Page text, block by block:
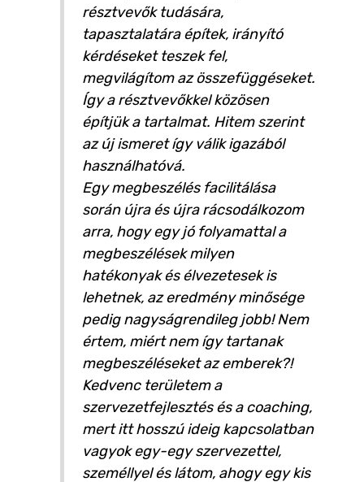
résztvevők tudására,
tapasztalatára építek, irányító
kérdéseket teszek fel,
megvilágítom az összefüggéseket.
Így a résztvevőkkel közösen
építjük a tartalmat. Hitem szerint
az új ismeret így válik igazából
használhatóvá.
Egy megbeszélés facilitálása
során újra és újra rácsodálkozom
arra, hogy egy jó folyamattal a
megbeszélések milyen
hatékonyak és élvezetesek is
lehetnek, az eredmény minősége
pedig nagyságrendileg jobb! Nem
értem, miért nem így tartanak
megbeszéléseket az emberek?!
Kedvenc területem a
szervezetfejlesztés és a coaching,
mert itt hosszú ideig kapcsolatban
vagyok egy-egy szervezettel,
személlyel és látom, ahogy egy kis